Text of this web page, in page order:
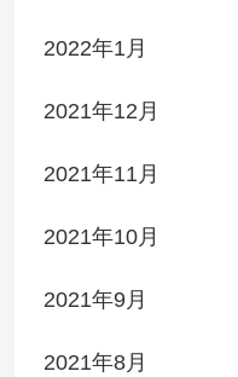
2022年1月
2021年12月
2021年11月
2021年10月
2021年9月
2021年8月